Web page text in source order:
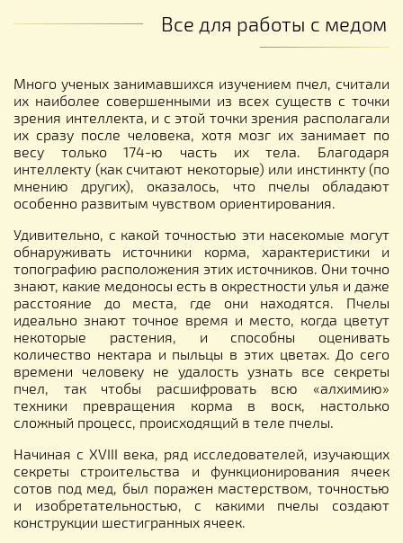
Все для работы с медом
Много ученых занимавшихся изучением пчел, считали
их наиболее совершенными из всех существ с точки
зрения интеллекта, и с этой точки зрения располагали
их сразу после человека, хотя мозг их занимает по
весу только 174-ю часть их тела. Благодаря
интеллекту (как считают некоторые) или инстинкту (по
мнению других), оказалось, что пчелы обладают
особенно развитым чувством ориентирования.
Удивительно, с какой точностью эти насекомые могут
обнаруживать источники корма, характеристики и
топографию расположения этих источников. Они точно
знают, какие медоносы есть в окрестности улья и даже
расстояние до места, где они находятся. Пчелы
идеально знают точное время и место, когда цветут
некоторые растения, и способны оценивать
количество нектара и пыльцы в этих цветах. До сего
времени человеку не удалость узнать все секреты
пчел, так чтобы расшифровать всю «алхимию»
техники превращения корма в воск, настолько
сложный процесс, происходящий в теле пчелы.
Начиная с XVIII века, ряд исследователей, изучающих
секреты строительства и функционирования ячеек
сотов под мед, был поражен мастерством, точностью
и изобретательностью, с какими пчелы создают
конструкции шестигранных ячеек.